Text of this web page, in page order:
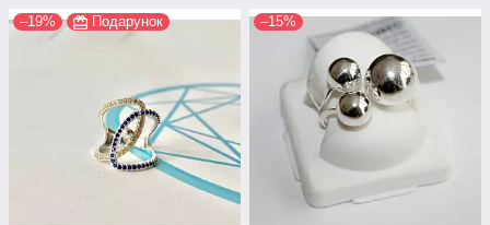
–19% Подарунок –15%